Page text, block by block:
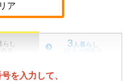
らし
※
3 人暮らし
以上の場合
を入力して、